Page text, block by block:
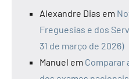
Alexandre Dias em
Freguesias e dos
31 de março de 2026)
Manuel em Comparar